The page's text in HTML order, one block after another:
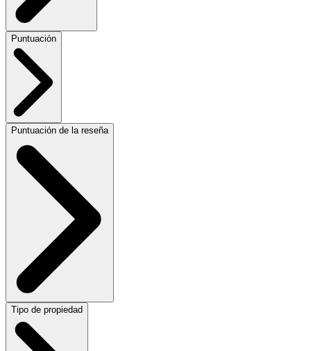
Puntuación
Puntuación de la reseña
Tipo de propiedad